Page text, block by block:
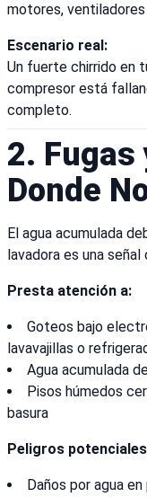
motores,
Escenario real:
Un fuerte chirrido en
compresor está
completo.
2. Fugas
Donde
El agua acumulada
lavadora es una señal
Presta atención a:
Goteos bajo
lavavajillas o
Agua acumulada
Pisos húmedos
basura
Peligros
Daños por agua